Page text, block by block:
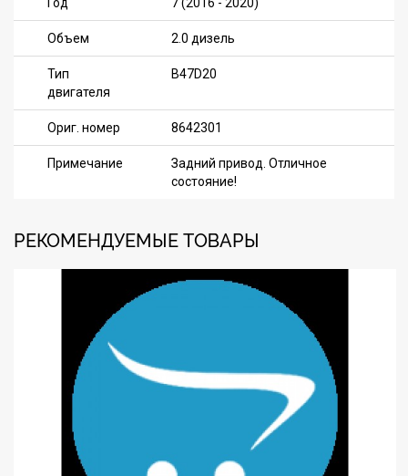
Год 7 (2016 - 2020)
Объем 2.0 дизель
Тип
двигателя
B47D20
Ориг. номер 8642301
Примечание
Задний привод. Отличное
состояние!
РЕКОМЕНДУЕМЫЕ ТОВАРЫ